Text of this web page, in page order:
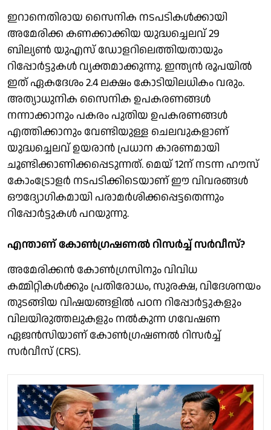
ഇറാനെതിരായ സൈനിക നടപടികൾക്കായി
അമേരിക്ക കണക്കാക്കിയ യുദ്ധച്ചെലവ് 29
ബില്യൺ യുഎസ് ഡോളറിലെത്തിയതായും
റിപ്പോർട്ടുകൾ വ്യക്തമാക്കുന്നു. ഇന്ത്യൻ രൂപയിൽ
ഇത് ഏകദേശം 2.4 ലക്ഷം കോടിയിലധികം വരും.
അത്യാധുനിക സൈനിക ഉപകരണങ്ങൾ
നന്നാക്കാനും പകരം പുതിയ ഉപകരണങ്ങൾ
എത്തിക്കാനും വേണ്ടിയുള്ള ചെലവുകളാണ്
യുദ്ധച്ചെലവ് ഉയരാൻ പ്രധാന കാരണമായി
ചൂണ്ടിക്കാണിക്കപ്പെടുന്നത്. മെയ് 12ന് നടന്ന ഹൗസ്
കോംട്രോളർ നടപടിക്കിടെയാണ് ഈ വിവരങ്ങൾ
ഔദ്യോഗികമായി പരാമർശിക്കപ്പെട്ടതെന്നും
റിപ്പോർട്ടുകൾ പറയുന്നു.
എന്താണ് കോൺഗ്രഷണൽ റിസർച്ച് സർവീസ്?
അമേരിക്കൻ കോൺഗ്രസിനും വിവിധ
കമ്മിറ്റികൾക്കും പ്രതിരോധം, സുരക്ഷ, വിദേശനയം
തുടങ്ങിയ വിഷയങ്ങളിൽ പഠന റിപ്പോർട്ടുകളും
വിലയിരുത്തലുകളും നൽകുന്ന ഗവേഷണ
ഏജൻസിയാണ് കോൺഗ്രഷണൽ റിസർച്ച്
സർവീസ് (CRS).